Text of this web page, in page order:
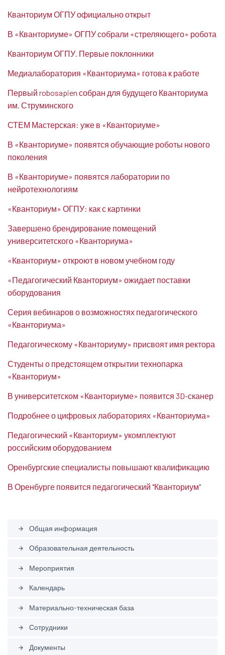
Кванториум ОГПУ официально открыт
В «Кванториуме» ОГПУ собрали «стреляющего» робота
Кванториум ОГПУ. Первые поклонники
Медиалаборатория «Кванториума» готова к работе
Первый robosapien собран для будущего Кванториума
им. Струминского
СТЕМ Мастерская: уже в «Кванториуме»
В «Кванториуме» появятся обучающие роботы нового
поколения
В «Кванториуме» появятся лаборатории по
нейротехнологиям
«Кванториум» ОГПУ: как с картинки
Завершено брендирование помещений
университетского «Кванториума»
«Кванториум» откроют в новом учебном году
«Педагогический Кванториум» ожидает поставки
оборудования
Серия вебинаров о возможностях педагогического
«Кванториума»
Педагогическому «Кванториуму» присвоят имя ректора
Студенты о предстоящем открытии технопарка
«Кванториум»
В университетском «Кванториуме» появится 3D-сканер
Подробнее о цифровых лабораториях «Кванториума»
Педагогический «Кванториум» укомплектуют
российским оборудованием
Оренбургские специалисты повышают квалификацию
В Оренбурге появится педагогический "Кванториум"
arrow_forward Общая информация
arrow_forward Образовательная деятельность
arrow_forward Мероприятия
arrow_forward Календарь
arrow_forward Материально-техническая база
arrow_forward Сотрудники
arrow_forward Документы